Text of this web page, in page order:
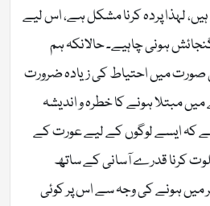
لہذا پردہ کرنا مشکل ہے، اس لیے
ہونی چاہیے۔ حالانکہ ہم
میں احتیاط کی زیادہ ضرورت
مبتلا ہونے کا خطرہ و اندیشہ
کہ ایسے لوگوں کے لیے عورت کے
کرنا قدرے آسانی کے ساتھ
میں ہونے کی وجہ سے اس پر کوئی